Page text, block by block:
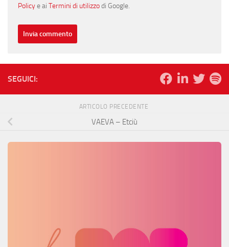
Policye ai Termini di utilizzodi Google.
SEGUICI:
ARTICOLO PRECEDENTE
VAEVA – Etciù